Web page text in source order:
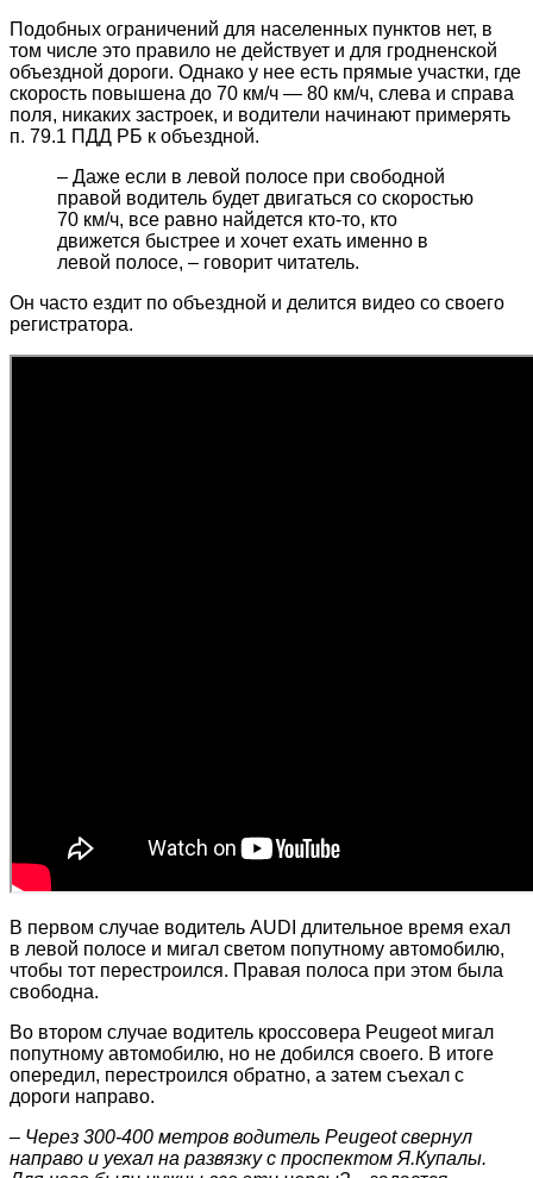
Подобных ограничений для населенных пунктов нет, в
том числе это правило не действует и для гродненской
объездной дороги. Однако у нее есть прямые участки, где
скорость повышена до 70 км/ч — 80 км/ч, слева и справа
поля, никаких застроек, и водители начинают примерять
п. 79.1 ПДД РБ к объездной.
– Даже если в левой полосе при свободной
правой водитель будет двигаться со скоростью
70 км/ч, все равно найдется кто-то, кто
движется быстрее и хочет ехать именно в
левой полосе, – говорит читатель.
Он часто ездит по объездной и делится видео со своего
регистратора.
В первом случае водитель AUDI длительное время ехал
в левой полосе и мигал светом попутному автомобилю,
чтобы тот перестроился. Правая полоса при этом была
свободна.
Во втором случае водитель кроссовера Peugeot мигал
попутному автомобилю, но не добился своего. В итоге
опередил, перестроился обратно, а затем съехал с
дороги направо.
– Через 300-400 метров водитель Peugeot свернул
направо и уехал на развязку с проспектом Я.Купалы.